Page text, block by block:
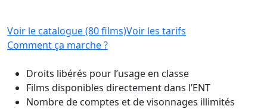
Voir le catalogue (80 films)Voir les tarifs
Comment ça marche ?
Droits libérés pour l’usage en classe
Films disponibles directement dans l’ENT
Nombre de comptes et de visonnages illimités